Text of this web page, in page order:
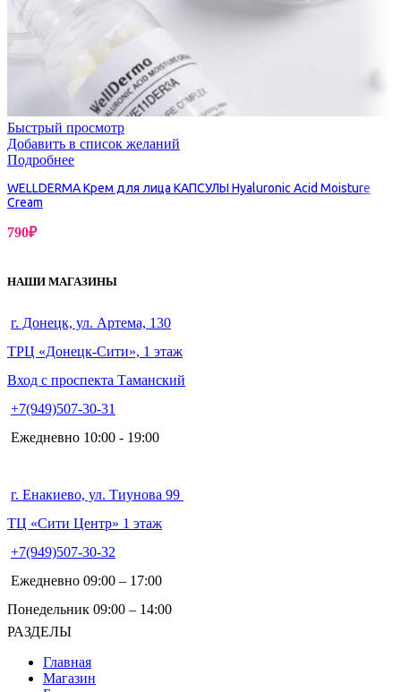
Быстрый просмотр
Добавить в список желаний
Подробнее
WELLDERMA Крем для лица КАПСУЛЫ Hyaluronic Acid Moisture
Cream
790₽
НАШИ МАГАЗИНЫ
г. Донецк, ул. Артема, 130
ТРЦ «Донецк-Сити», 1 этаж
Вход с проспекта Таманский
+7(949)507-30-31
Ежедневно 10:00 - 19:00
г. Енакиево, ул. Тиунова 99
ТЦ «Сити Центр» 1 этаж
+7(949)507-30-32
Ежедневно 09:00 – 17:00
Понедельник 09:00 – 14:00
РАЗДЕЛЫ
Главная
Магазин